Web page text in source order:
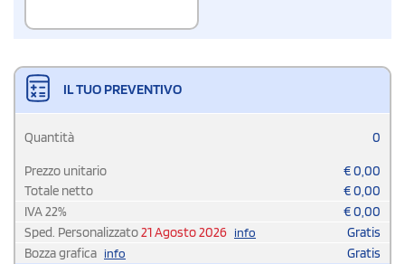
IL TUO PREVENTIVO
Quantità 0
Prezzo unitario €0,00
Totale netto
€0,00
IVA22% €0,00
Sped. Personalizzato21 Agosto 2026 info
Gratis
Bozza grafica info Gratis